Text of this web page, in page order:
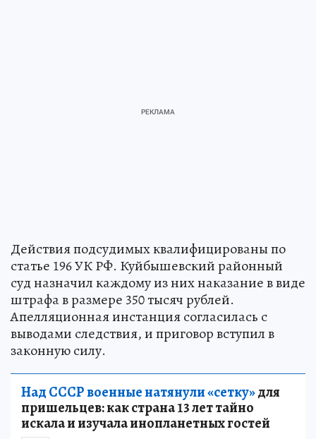
Действия подсудимых квалифицированы по
статье 196 УК РФ. Куйбышевский районный
суд назначил каждому из них наказание в виде
штрафа в размере 350 тысяч рублей.
Апелляционная инстанция согласилась с
выводами следствия, и приговор вступил в
законную силу.
Над СССР военные натянули «сетку»для
пришельцев: как страна 13 лет тайно
искала и изучала инопланетных гостей